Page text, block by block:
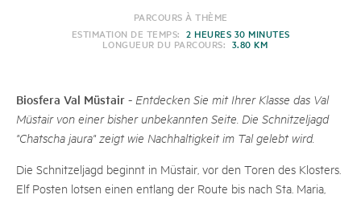
PARCOURS À THÈME
ESTIMATION DE TEMPS: 2 HEURES 30 MINUTES
LONGUEUR DU PARCOURS: 3.80 KM
Biosfera Val Müstair - Entdecken Sie mit Ihrer Klasse das Val
Müstair von einer bisher unbekannten Seite. Die Schnitzeljagd
"Chatscha jaura" zeigt wie Nachhaltigkeit im Tal gelebt wird.
Die Schnitzeljagd beginnt in Müstair, vor den Toren des Klosters.
Elf Posten lotsen einen entlang der Route bis nach Sta. Maria,